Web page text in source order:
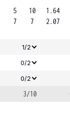
5
7
10
7
1.64
2.07
1/2
0/2
0/2
3/10